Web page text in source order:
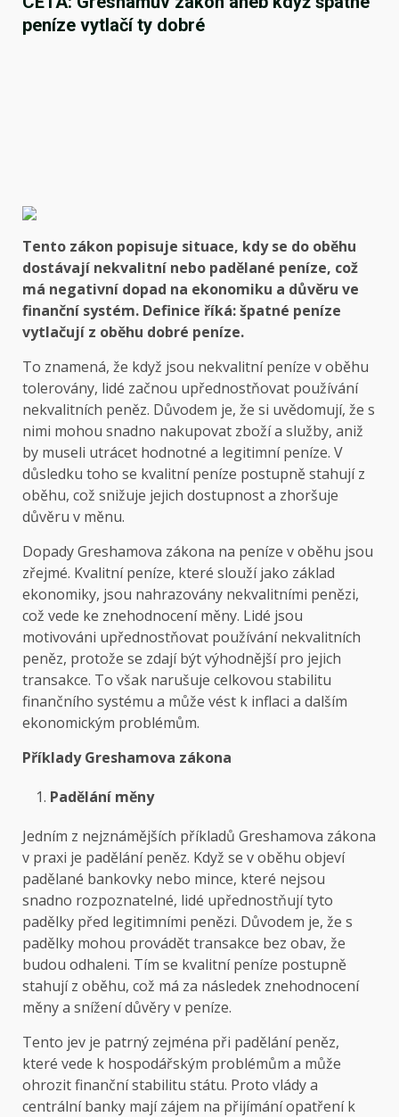
peníze vytlačí ty dobré
Tento zákon popisuje situace, kdy se do oběhu
dostávají nekvalitní nebo padělané peníze, což
má negativní dopad na ekonomiku a důvěru ve
finanční systém. Definice říká: špatné peníze
vytlačují z oběhu dobré peníze.
To znamená, že když jsou nekvalitní peníze v oběhu
tolerovány, lidé začnou upřednostňovat používání
nekvalitních peněz. Důvodem je, že si uvědomují, že s
nimi mohou snadno nakupovat zboží a služby, aniž
by museli utrácet hodnotné a legitimní peníze. V
důsledku toho se kvalitní peníze postupně stahují z
oběhu, což snižuje jejich dostupnost a zhoršuje
důvěru v měnu.
Dopady Greshamova zákona na peníze v oběhu jsou
zřejmé. Kvalitní peníze, které slouží jako základ
ekonomiky, jsou nahrazovány nekvalitními penězi,
což vede ke znehodnocení měny. Lidé jsou
motivováni upřednostňovat používání nekvalitních
peněz, protože se zdají být výhodnější pro jejich
transakce. To však narušuje celkovou stabilitu
finančního systému a může vést k inflaci a dalším
ekonomickým problémům.
Příklady Greshamova zákona
Padělání měny
Jedním z nejznámějších příkladů Greshamova zákona
v praxi je padělání peněz. Když se v oběhu objeví
padělané bankovky nebo mince, které nejsou
snadno rozpoznatelné, lidé upřednostňují tyto
padělky před legitimními penězi. Důvodem je, že s
padělky mohou provádět transakce bez obav, že
budou odhaleni. Tím se kvalitní peníze postupně
stahují z oběhu, což má za následek znehodnocení
měny a snížení důvěry v peníze.
Tento jev je patrný zejména při padělání peněz,
které vede k hospodářským problémům a může
ohrozit finanční stabilitu státu. Proto vlády a
centrální banky mají zájem na přijímání opatření k